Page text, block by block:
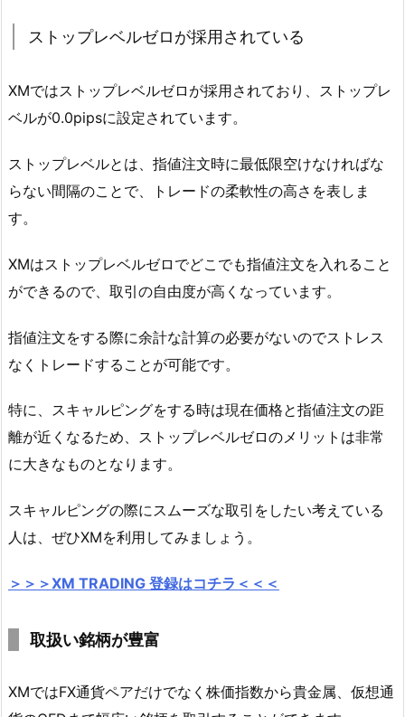
ストップレベルゼロが採用されている
XMではストップレベルゼロが採用されており、ストップレ
ベルが0.0pipsに設定されています。
ストップレベルとは、指値注文時に最低限空けなければな
らない間隔のことで、トレードの柔軟性の高さを表しま
す。
XMはストップレベルゼロでどこでも指値注文を入れること
ができるので、取引の自由度が高くなっています。
指値注文をする際に余計な計算の必要がないのでストレス
なくトレードすることが可能です。
特に、スキャルピングをする時は現在価格と指値注文の距
離が近くなるため、ストップレベルゼロのメリットは非常
に大きなものとなります。
スキャルピングの際にスムーズな取引をしたい考えている
人は、ぜひXMを利用してみましょう。
＞＞＞XM TRADING 登録はコチラ＜＜＜
取扱い銘柄が豊富
XMではFX通貨ペアだけでなく株価指数から貴金属、仮想通